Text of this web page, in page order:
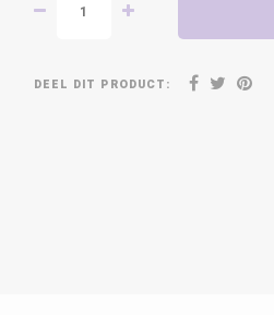
DEEL DIT PRODUCT: